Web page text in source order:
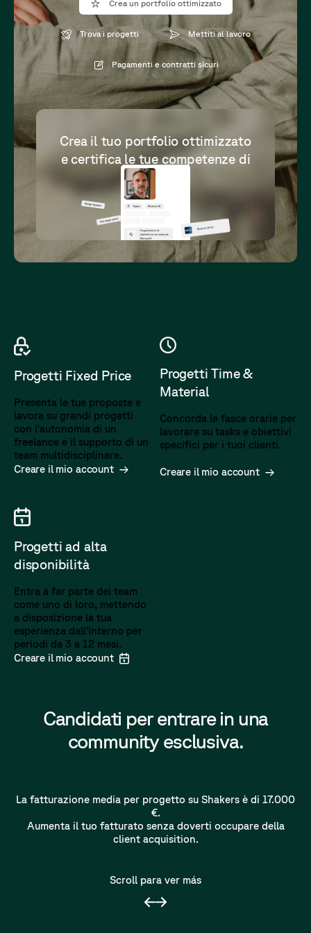
Crea un portfolio ottimizzato
Trova i progetti Mettiti al lavoro
Pagamenti e contratti sicuri
Crea il tuo portfolio ottimizzato
e certifica le tue competenze di
alto livello.
Progetti Fixed Price
Presenta le tue proposte e
lavora su grandi progetti
con l'autonomia di un
freelance e il supporto di un
team multidisciplinare.
Creare il mio account
Progetti Time &
Material
Concorda le fasce orarie per
lavorare su tasks e obiettivi
specifici per i tuoi clienti.
Creare il mio account
Progetti ad alta
disponibilità
Entra a far parte dei team
come uno di loro, mettendo
a disposizione la tua
esperienza dall’interno per
periodi da 3 a 12 mesi.
Creare il mio account
Candidati per entrare in una
community esclusiva.
La fatturazione media per progetto su Shakers è di 17.000
€.
Aumenta il tuo fatturato senza doverti occupare della
client acquisition.
Scroll para ver más